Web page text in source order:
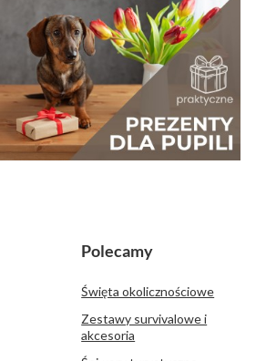
Polecamy
Święta okolicznościowe
Zestawy survivalowe i
akcesoria